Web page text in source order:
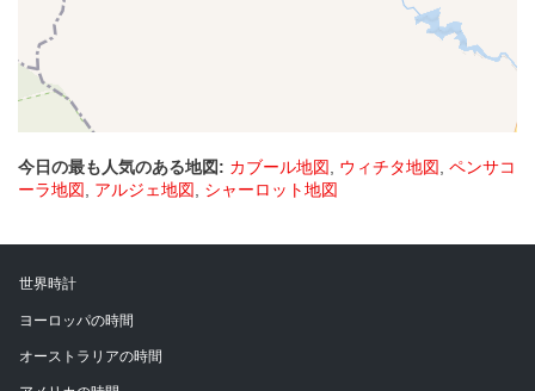
今日の最も人気のある地図: カブール地図, ウィチタ地図, ペンサコ
ーラ地図, アルジェ地図, シャーロット地図
世界時計
ヨーロッパの時間
オーストラリアの時間